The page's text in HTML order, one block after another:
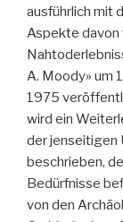
ausführlich mit
Aspekte davon
A. Moody» um
1975
wird ein
der jenseitigen
beschrieben,
Bedürfnisse
von den